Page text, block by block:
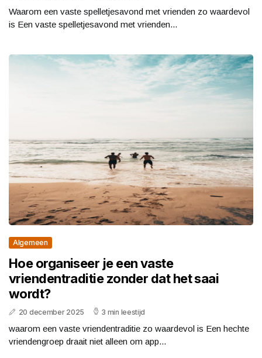
Waarom een vaste spelletjesavond met vrienden zo waardevol
is Een vaste spelletjesavond met vrienden...
Algemeen
Hoe organiseer je een vaste
vriendentraditie zonder dat het saai
wordt?
20 december 2025 3 min leestijd
waarom een vaste vriendentraditie zo waardevol is Een hechte
vriendengroep draait niet alleen om app...